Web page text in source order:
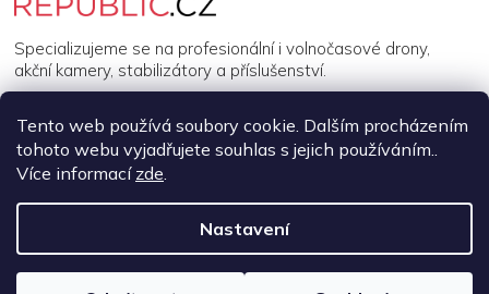
Tento web používá soubory cookie. Dalším procházením
tohoto webu vyjadřujete souhlas s jejich používáním..
Více informací zde.
Nastavení
Specializujeme se na profesionální i volnočasové drony,
akční kamery, stabilizátory a příslušenství.
INFORMACE
MŮJ ÚČET
Copyright 2026DroneRepublic.cz. Všechna práva vyhrazena.
Upravit nastavení cookies